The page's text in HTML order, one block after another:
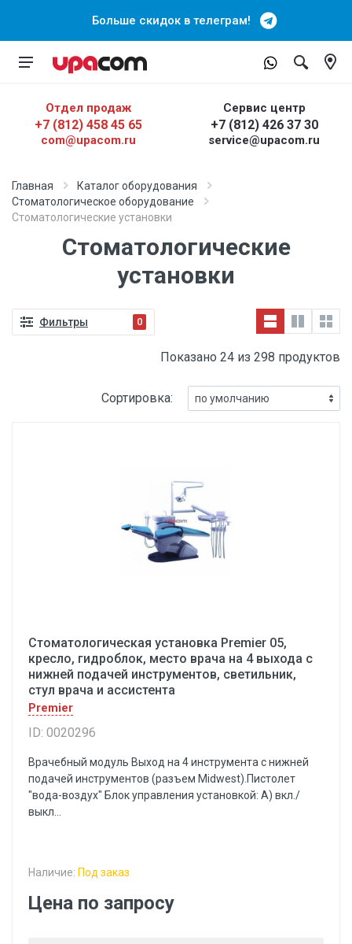
Больше скидок в телеграм!
Отдел продаж
+7 (812) 458 45 65
com@upacom.ru
Сервис центр
+7 (812) 426 37 30
service@upacom.ru
Главная
Каталог оборудования
Стоматологическое оборудование
Стоматологические установки
Стоматологические
установки
Фильтры 0
Показано 24 из 298 продуктов
Сортировка:
Стоматологическая установка Premier 05,
кресло, гидроблок, место врача на 4 выхода с
нижней подачей инструментов, светильник,
стул врача и ассистента
Premier
ID: 0020296
Врачебный модуль Выход на 4 инструмента с нижней
подачей инструментов (разъем Midwest).Пистолет
"вода-воздух" Блок управления установкой: А) вкл./
выкл...
Наличие: Под заказ
Цена по запросу